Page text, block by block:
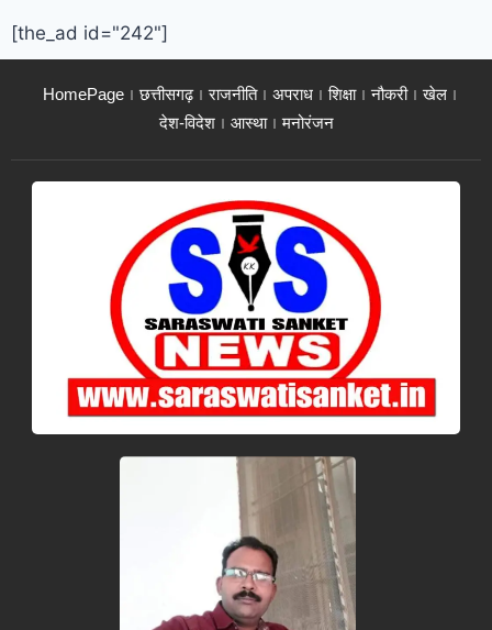
[the_ad id="242"]
HomePage छत्तीसगढ़ राजनीति अपराध शिक्षा नौकरी
खेल
देश-विदेश
आस्था मनोरंजन